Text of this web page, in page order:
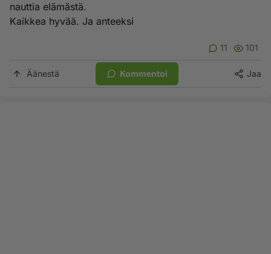
nauttia elämästä.
Kaikkea hyvää. Ja anteeksi
11 101
Äänestä Kommentoi Jaa